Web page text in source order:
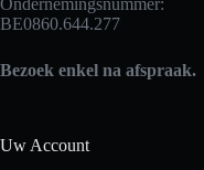
BE0860.644.277
Bezoek enkel na afspraak.
Uw Account